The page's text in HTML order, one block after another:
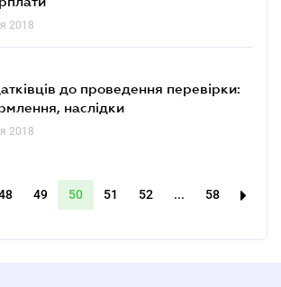
2018
до проведення перевірки:
наслідки
2018
49 50 51 52 ... 58